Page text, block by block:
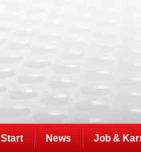
Start News Job &